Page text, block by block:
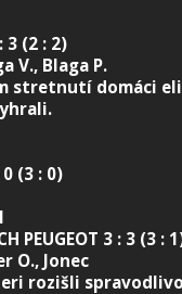
3 (2 : 2)
V., Blaga P.
stretnutí domáci
(3 : 0)
PEUGEOT 3 : 3 (3 :
O., Jonec
rozišli